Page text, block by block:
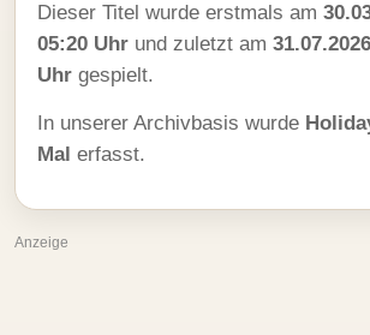
Dieser Titel wurde erstmals am
05:20 Uhr und zuletzt am
Uhr gespielt.
In unserer Archivbasis wurde
Mal erfasst.
Anzeige